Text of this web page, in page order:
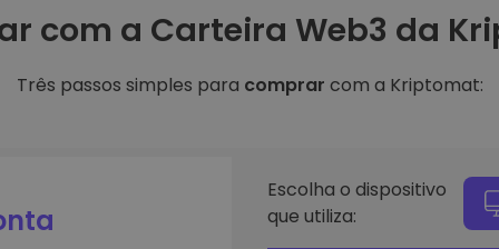
s Recentemente
adicionados à
comprasse 100 euros
KriptoEarn
Ganhe recompensas com as suas
Cofre
Investimentos regulares
com a Carteira Web3 da
Três passos simples para comprar com a Kriptomat:
Escolha o dispositivo
que utiliza: